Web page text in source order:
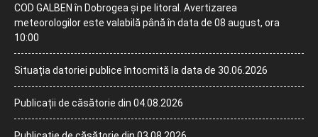
COD GALBEN în Dobrogea și pe litoral. Avertizarea
meteorologilor este valabilă până în data de 08 august, ora
10:00
Situația datoriei publice întocmită la data de 30.06.2026
Publicații de căsătorie din 04.08.2026